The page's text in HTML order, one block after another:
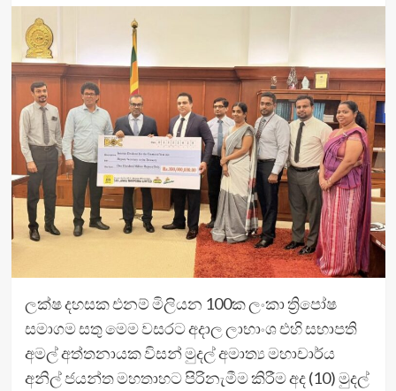
ලක්ෂ දහසක එනම් මිලියන 100ක ලංකා ත්‍රිපෝෂ
සමාගම සතු මෙම වසරට අදාල ‍ලාභාංශ එහි සභාපති
අමල් අත්තනායක විසන් මුදල් අමාත්‍ය මහාචාර්ය
අනිල් ජයන්ත මහතාහට පිරිනැමීම කිරීම අද (10) මුදල්